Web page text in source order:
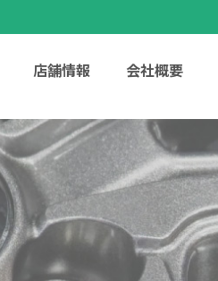
店舗情報 会社概要